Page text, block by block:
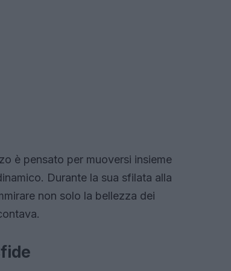
è pensato per muoversi insieme
Durante la sua sfilata alla
non solo la bellezza dei